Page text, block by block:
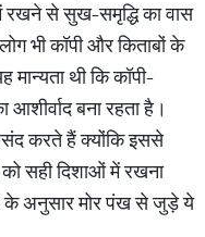
रखने से सुख-समृद्धि का वास
भी कॉपी और किताबों के
थी कि कॉपी-
बना रहता है।
करते हैं क्योंकि इससे
सही दिशाओं में रखना
के अनुसार मोर पंख से जुड़े ये